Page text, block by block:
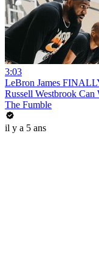
3:03
LeBron James
Russell Westbrook Can
The Fumble
il y a 5 ans